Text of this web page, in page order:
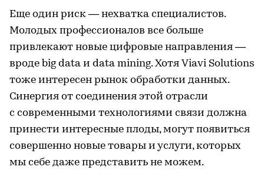
Еще один риск — нехватка специалистов.
Молодых профессионалов все больше
привлекают новые цифровые направления —
вроде big data и data mining. Хотя Viavi Solutions
тоже интересен рынок обработки данных.
Синергия от соединения этой отрасли
с современными технологиями связи должна
принести интересные плоды, могут появиться
совершенно новые товары и услуги, которых
мы себе даже представить не можем.